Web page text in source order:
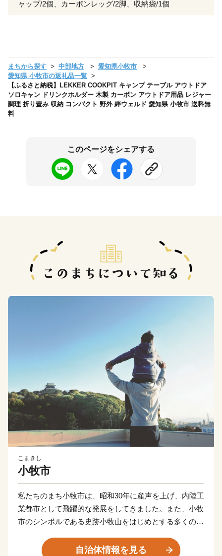
ャップ/2個、カーボンレッグ/2脚、収納袋/1個
まちから探す 中部地方
愛知県小牧市
愛知県 小牧市の返礼品一覧
【ふるさと納税】LEKKER COOKPIT キャンプ テーブル アウトドア
ソロキャン ドリンクホルダー 木製 カーボン アウトドア用品 レジャー
調理 折り畳み 収納 コンパクト 野外 絆ウェルド 愛知県 小牧市 送料無
料
このページをシェアする
こまきし
小牧市
私たちのまち小牧市は、昭和30年に産声を上げ、内陸工
業都市として飛躍的な発展をしてきました。また、小牧
市のシンボルである史跡小牧山をはじめとする多くの歴
自治体情報を見る